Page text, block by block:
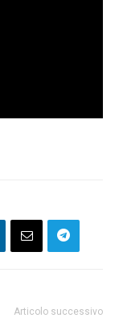
Articolo successivo